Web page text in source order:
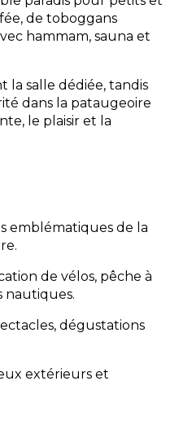
de toboggans
hammam, sauna et
la salle dédiée, tandis
dans la pataugeoire
le plaisir et la
emblématiques de la
de vélos, pêche à
nautiques.
dégustations
extérieurs et